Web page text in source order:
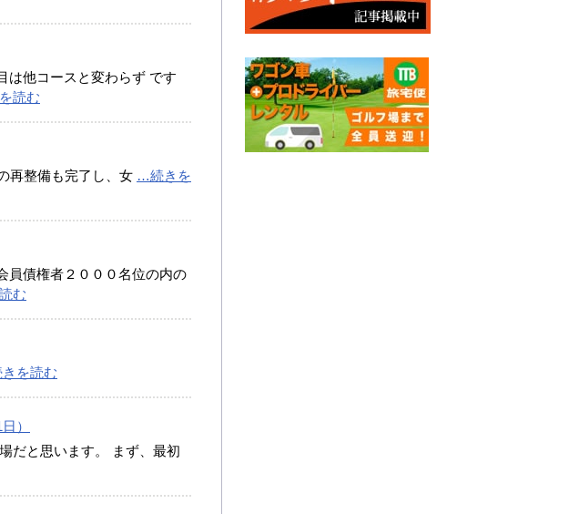
は他コースと変わらず です
読む
再整備も完了し、女 …続きを
員債権者２０００名位の内の
む
を読む
）
だと思います。 まず、最初